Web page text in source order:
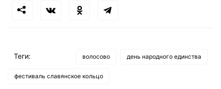
Теги: волосово день народного единства
фестиваль славянское кольцо